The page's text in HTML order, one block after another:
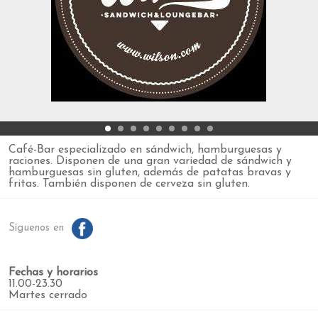
Café-Bar especializado en sándwich, hamburguesas y
raciones. Disponen de una gran variedad de sándwich y
hamburguesas sin gluten, además de patatas bravas y
fritas. También disponen de cerveza sin gluten.
Síguenos en
Fechas y horarios
11.00-23.30
Martes cerrado